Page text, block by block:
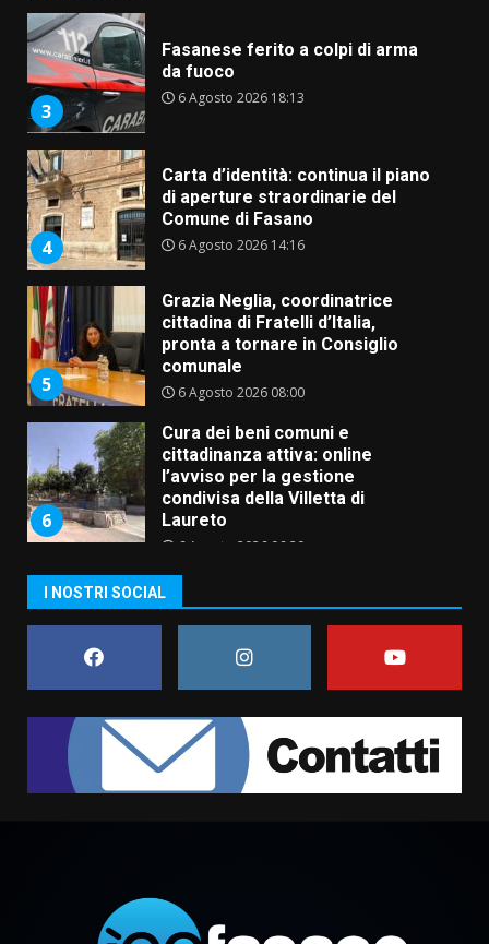
3
Fasanese ferito a colpi di arma
da fuoco
6 Agosto 2026 18:13
4
Carta d’identità: continua il piano
di aperture straordinarie del
Comune di Fasano
6 Agosto 2026 14:16
5
Grazia Neglia, coordinatrice
cittadina di Fratelli d’Italia,
pronta a tornare in Consiglio
comunale
6 Agosto 2026 08:00
6
Cura dei beni comuni e
cittadinanza attiva: online
l’avviso per la gestione
condivisa della Villetta di
Laureto
6 Agosto 2026 06:20
assoluta de “L’Albergo
Belvedere. Il rapimento”
6 Agosto 2026 06:15
1
Rivoluzione”: nuovo
appuntamento con “Fasano in
Banda”
campionato di calcio”
7 Agosto 2026 06:00
I NOSTRI SOCIAL